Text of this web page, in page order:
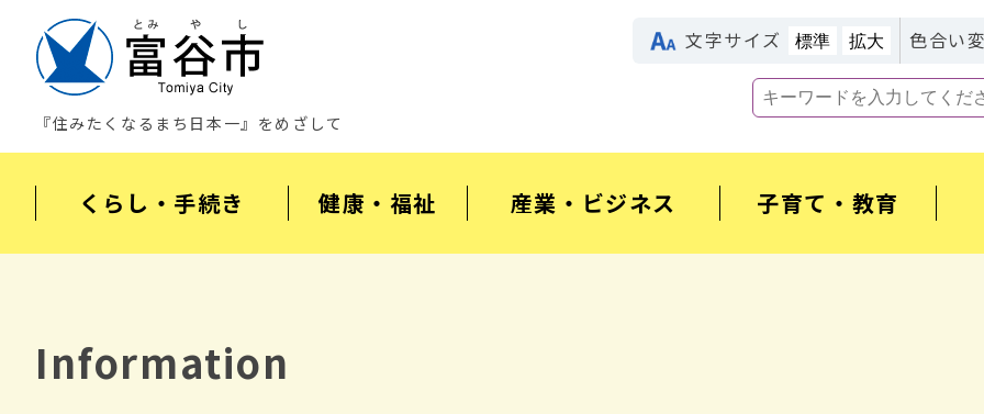
『住みたくなるまち日本一』をめざして
文字サイズ 標準 拡大 色合い
くらし・手続き 健康・福祉 産業・ビジネス 子育て・教育
Information